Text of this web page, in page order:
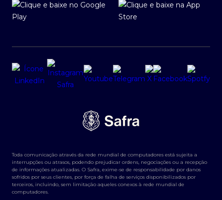
Toda comunicação através da rede mundial de computadores está sujeita a
interrupções ou atrasos, podendo prejudicar ordens, negociações ou a recepção
de informações atualizadas. O Safra, exime-se de responsabilidade por danos
sofridos por seus clientes, por força de falha de serviços disponibilizados por
terceiros, incluindo, sem limitação aqueles conexos à rede mundial de
computadores.